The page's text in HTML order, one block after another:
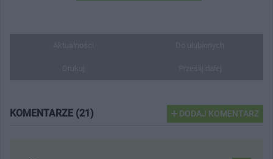
KOMENTARZE (21) DODAJ KOMENTARZ